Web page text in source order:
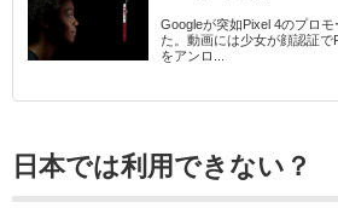
Googleが突如Pixel 4のプロ
た。動画には少女が顔認証で
をアンロ...
日本では利用できない？